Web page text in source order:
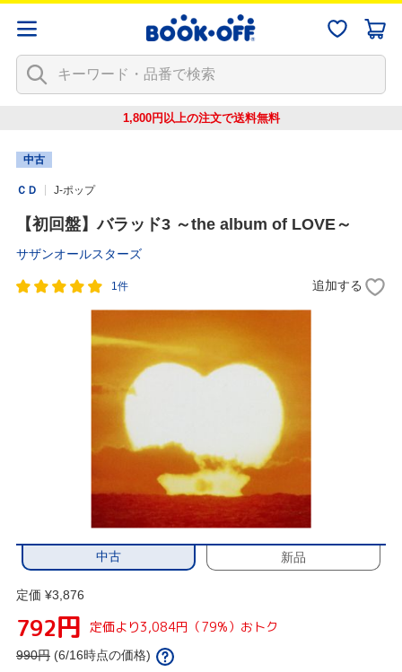
1,800円以上の注文で送料無料
中古
ＣＤ J-ポップ
【初回盤】バラッド3 ～the album of LOVE～
サザンオールスターズ
1件 追加する
中古 新品
定価 ¥3,876
792円 定価より3,084円（79%）おトク
990円 (6/16時点の価格)